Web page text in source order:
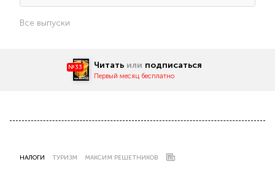
Все выпуски
№33 Читать или подписаться
Первый месяц бесплатно
НАЛОГИ ТУРИЗМ МАКСИМ РЕШЕТНИКОВ